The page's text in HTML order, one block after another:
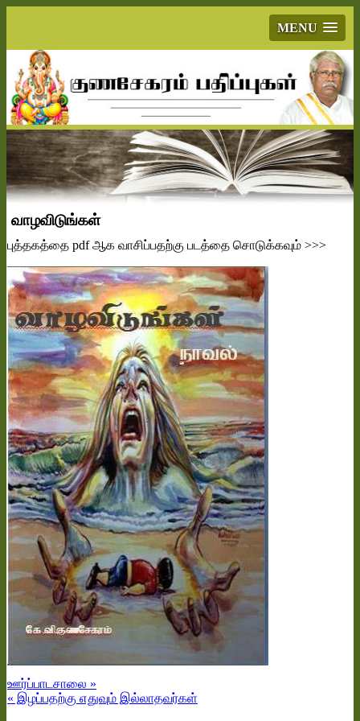
MENU
வாழவிடுங்கள்
புத்தகத்தை pdfஆக வாசிப்பதற்கு படத்தை சொடுக்கவும் >>>
ஊர்ப்பாடசாலை »
« இழப்பதற்கு எதுவும் இல்லாதவர்கள்